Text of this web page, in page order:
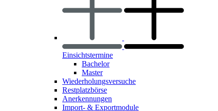
Einsichtstermine
Bachelor
Master
Wiederholungsversuche
Restplatzbörse
Anerkennungen
Import- & Exportmodule